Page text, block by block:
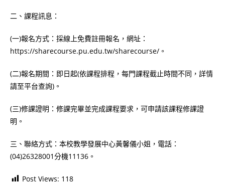
二、課程訊息：
(一)報名方式：採線上免費註冊報名，網址：
https://sharecourse.pu.edu.tw/sharecourse/。
(二)報名期間：即日起(依課程排程，每門課程截止時間不同，詳情
請至平台查詢)。
(三)修課證明：修課完畢並完成課程要求，可申請該課程修課證
明。
三、聯絡方式：本校教學發展中心黃馨儀小姐，電話：
(04)26328001分機11136。
Post Views: 118